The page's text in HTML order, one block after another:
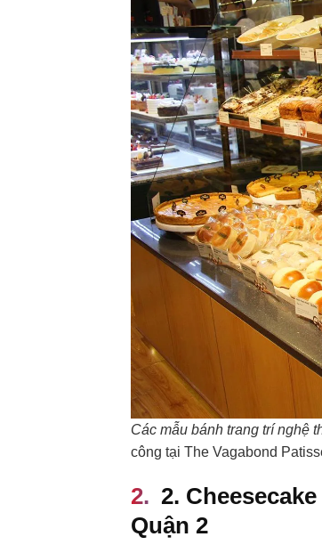
Các mẫu bánh trang trí nghệ
công tại The Vagabond
2.
Quận 2